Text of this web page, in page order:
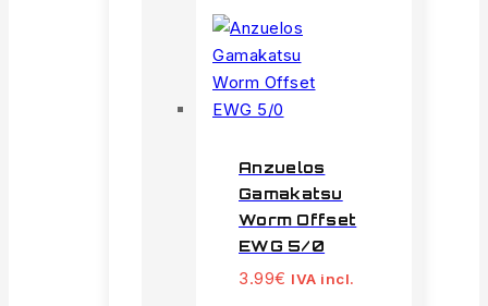
Anzuelos
Gamakatsu
Worm Offset
EWG 5/0
3.99€ IVA incl.